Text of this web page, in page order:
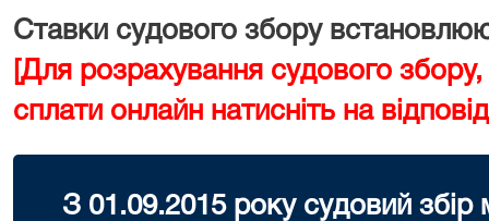
Ставки судового збору
[Для розрахування судового
сплати онлайн натисніть на
З 01.09.2015 року судовий